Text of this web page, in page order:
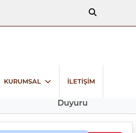
KURUMSAL İLETİŞİM
Duyuru